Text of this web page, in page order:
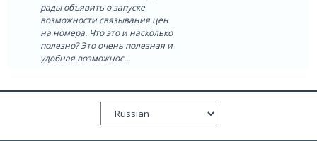
рады объявить о запуске
возможности связывания цен
на номера. Что это и насколько
полезно? Это очень полезная и
удобная возможнос...